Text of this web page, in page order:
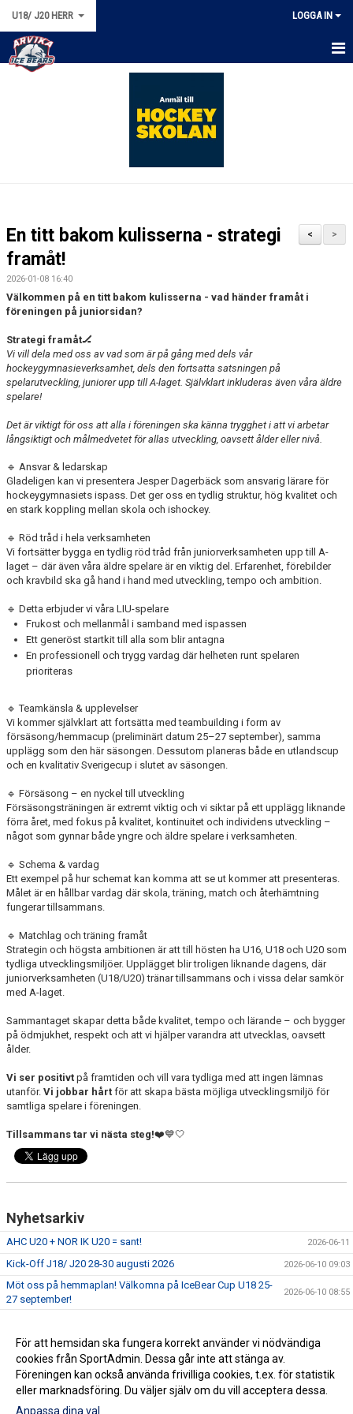
U18/ J20 HERR LOGGA IN
BILDGALLERI
DOKUMENT
KONTAKT
>
<
En titt bakom kulisserna - strategi
framåt!
2026-01-08 16:40
Välkommen på en titt bakom kulisserna - vad händer framåt i
föreningen på juniorsidan?
Strategi framåt🏒
Vi vill dela med oss av vad som är på gång med dels vår
hockeygymnasieverksamhet, dels den fortsatta satsningen på
spelarutveckling, juniorer upp till A-laget. Självklart inkluderas även våra äldre
spelare!
Det är viktigt för oss att alla i föreningen ska känna trygghet i att vi arbetar
långsiktigt och målmedvetet för allas utveckling, oavsett ålder eller nivå.
🔹 Ansvar & ledarskap
Gladeligen kan vi presentera Jesper Dagerbäck som ansvarig lärare för
hockeygymnasiets ispass. Det ger oss en tydlig struktur, hög kvalitet och
en stark koppling mellan skola och ishockey.
🔹 Röd tråd i hela verksamheten
Vi fortsätter bygga en tydlig röd tråd från juniorverksamheten upp till A-
laget – där även våra äldre spelare är en viktig del. Erfarenhet, förebilder
och kravbild ska gå hand i hand med utveckling, tempo och ambition.
🔹 Detta erbjuder vi våra LIU-spelare
Frukost och mellanmål i samband med ispassen
Ett generöst startkit till alla som blir antagna
En professionell och trygg vardag där helheten runt spelaren
prioriteras
🔹 Teamkänsla & upplevelser
Vi kommer självklart att fortsätta med teambuilding i form av
försäsong/hemmacup (preliminärt datum 25–27 september), samma
upplägg som den här säsongen. Dessutom planeras både en utlandscup
och en kvalitativ Sverigecup i slutet av säsongen.
🔹 Försäsong – en nyckel till utveckling
Försäsongsträningen är extremt viktig och vi siktar på ett upplägg liknande
förra året, med fokus på kvalitet, kontinuitet och individens utveckling –
något som gynnar både yngre och äldre spelare i verksamheten.
🔹 Schema & vardag
Ett exempel på hur schemat kan komma att se ut kommer att presenteras.
Målet är en hållbar vardag där skola, träning, match och återhämtning
fungerar tillsammans.
🔹 Matchlag och träning framåt
Strategin och högsta ambitionen är att till hösten ha U16, U18 och U20 som
tydliga utvecklingsmiljöer. Upplägget blir troligen liknande dagens, där
juniorverksamheten (U18/U20) tränar tillsammans och i vissa delar samkör
med A-laget.
Sammantaget skapar detta både kvalitet, tempo och lärande – och bygger
på ödmjukhet, respekt och att vi hjälper varandra att utvecklas, oavsett
ålder.
Vi ser positivt på framtiden och vill vara tydliga med att ingen lämnas
utanför. Vi jobbar hårt för att skapa bästa möjliga utvecklingsmiljö för
samtliga spelare i föreningen.
Tillsammans tar vi nästa steg!❤️💙🤍
Nyhetsarkiv
AHC U20 + NOR IK U20 = sant! 2026-06-11
Kick-Off J18/ J20 28-30 augusti 2026 2026-06-10 09:03
Möt oss på hemmaplan! Välkomna på IceBear Cup U18 25-
27 september!
2026-06-10 08:55
Barmarksträning - för att bygga nästa säsong! 2026-02-05 09:14
En titt bakom kulisserna - strategi framåt! 2026-01-08 16:40
För att hemsidan ska fungera korrekt använder vi nödvändiga
cookies från SportAdmin. Dessa går inte att stänga av.
Föreningen kan också använda frivilliga cookies, t.ex. för statistik
eller marknadsföring. Du väljer själv om du vill acceptera dessa.
Anpassa dina val